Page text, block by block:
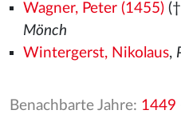
Wagner, Peter (1455)
Mönch
Wintergerst, Nikolaus,
Benachbarte Jahre: 1449